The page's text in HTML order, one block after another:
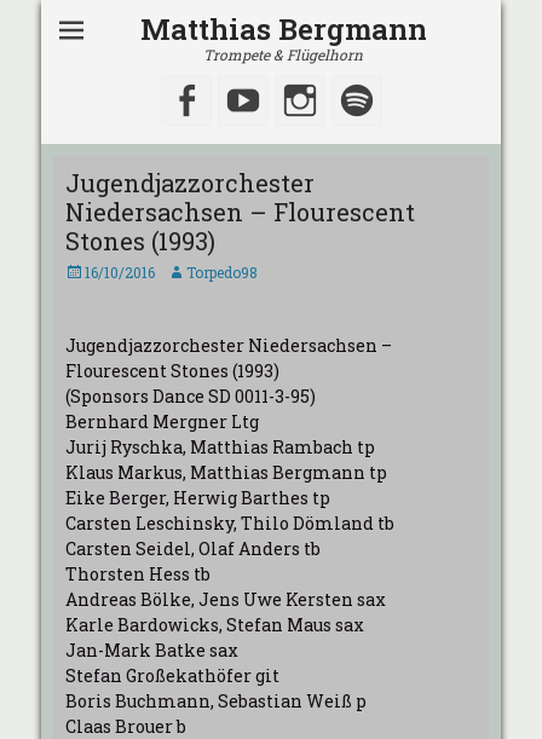
Matthias Bergmann
Trompete & Flügelhorn
Facebook
YouTubeInstagram
Jugendjazzorchester
Niedersachsen – Flourescent
Stones (1993)
Veröffentlicht
16/10/2016 AutorTorpedo98
Jugendjazzorchester Niedersachsen –
Flourescent Stones (1993)
(Sponsors Dance SD 0011-3-95)
Bernhard Mergner Ltg
Jurij Ryschka, Matthias Rambach tp
Klaus Markus, Matthias Bergmann tp
Eike Berger, Herwig Barthes tp
Carsten Leschinsky, Thilo Dömland tb
Carsten Seidel, Olaf Anders tb
Thorsten Hess tb
Andreas Bölke, Jens Uwe Kersten sax
Karle Bardowicks, Stefan Maus sax
Jan-Mark Batke sax
Stefan Großekathöfer git
Boris Buchmann, Sebastian Weiß p
Claas Brouer b